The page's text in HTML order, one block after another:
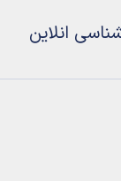
انلاین